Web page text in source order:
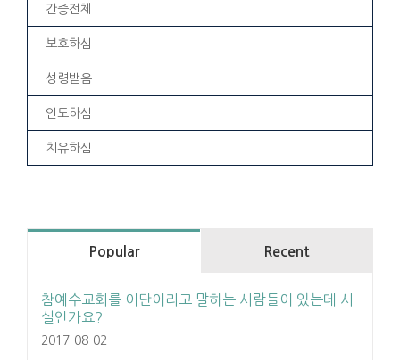
간증전체
보호하심
성령받음
인도하심
치유하심
Popular Recent
참예수교회를 이단이라고 말하는 사람들이 있는데 사
실인가요?
2017-08-02